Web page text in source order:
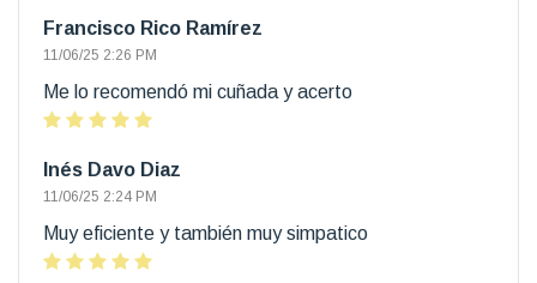
Francisco Rico Ramírez
11/06/25 2:26 PM
Me lo recomendó mi cuñada y acerto
Inés Davo Diaz
11/06/25 2:24 PM
Muy eficiente y también muy simpatico